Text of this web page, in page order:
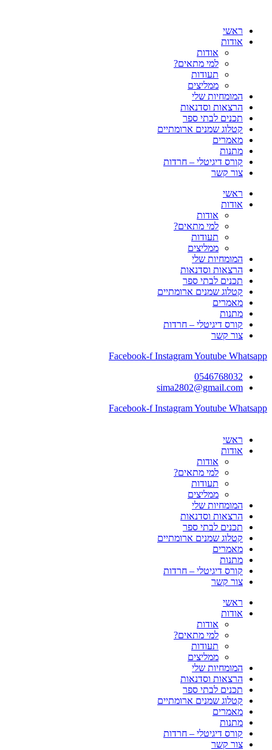
ראשי
אודות
אודות
למי מתאים?
תעודות
ממליצים
המומחיות שלי
הרצאות וסדנאות
תכנים לבתי ספר
קטלוג שמנים ארומתיים
מאמרים
מתנות
קורס דיגיטלי – חרדות
צור קשר
ראשי
אודות
אודות
למי מתאים?
תעודות
ממליצים
המומחיות שלי
הרצאות וסדנאות
תכנים לבתי ספר
קטלוג שמנים ארומתיים
מאמרים
מתנות
קורס דיגיטלי – חרדות
צור קשר
Facebook-f InstagramYoutube
0546768032
sima2802@gmail.com
Facebook-f InstagramYoutube
ראשי
אודות
אודות
למי מתאים?
תעודות
ממליצים
המומחיות שלי
הרצאות וסדנאות
תכנים לבתי ספר
קטלוג שמנים ארומתיים
מאמרים
מתנות
קורס דיגיטלי – חרדות
צור קשר
ראשי
אודות
אודות
למי מתאים?
תעודות
ממליצים
המומחיות שלי
הרצאות וסדנאות
תכנים לבתי ספר
קטלוג שמנים ארומתיים
מאמרים
מתנות
קורס דיגיטלי – חרדות
צור קשר